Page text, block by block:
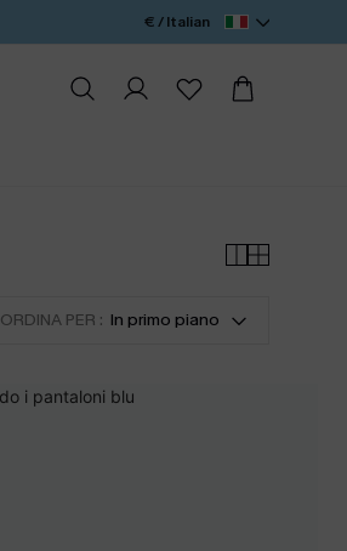
€ / Italian
ORDINA PER : In primo piano